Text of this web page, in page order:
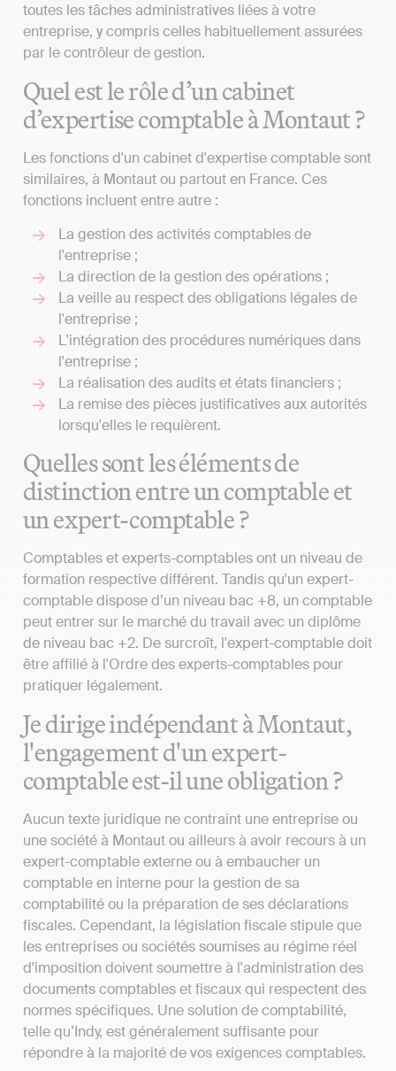
toutes les tâches administratives liées à votre
entreprise, y compris celles habituellement assurées
par le contrôleur de gestion.
Quel est le rôle d’un cabinet
d’expertise comptable à Montaut ?
Les fonctions d'un cabinet d'expertise comptable sont
similaires, à Montaut ou partout en France. Ces
fonctions incluent entre autre :
La gestion des activités comptables de
l'entreprise ;
La direction de la gestion des opérations ;
La veille au respect des obligations légales de
l'entreprise ;
L'intégration des procédures numériques dans
l'entreprise ;
La réalisation des audits et états financiers ;
La remise des pièces justificatives aux autorités
lorsqu'elles le requièrent.
Quelles sont les éléments de
distinction entre un comptable et
un expert-comptable ?
Comptables et experts-comptables ont un niveau de
formation respective différent. Tandis qu'un expert-
comptable dispose d’un niveau bac +8, un comptable
peut entrer sur le marché du travail avec un diplôme
de niveau bac +2. De surcroît, l'expert-comptable doit
être affilié à l'Ordre des experts-comptables pour
pratiquer légalement.
Je dirige indépendant à Montaut,
l'engagement d'un expert-
comptable est-il une obligation ?
Aucun texte juridique ne contraint une entreprise ou
une société à Montaut ou ailleurs à avoir recours à un
expert-comptable externe ou à embaucher un
comptable en interne pour la gestion de sa
comptabilité ou la préparation de ses déclarations
fiscales. Cependant, la législation fiscale stipule que
les entreprises ou sociétés soumises au régime réel
d'imposition doivent soumettre à l'administration des
documents comptables et fiscaux qui respectent des
normes spécifiques. Une solution de comptabilité,
telle qu’Indy, est généralement suffisante pour
répondre à la majorité de vos exigences comptables.